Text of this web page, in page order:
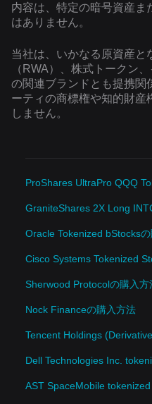
内容は、特定の暗号資産ま
はありません。
当社は、いかなる原資産と
（RWA）、株式トークン
の関連ブランドとも提携関
ーティの商標権や知的財産
しません。
ProShares UltraPro QQQ
Oracle Tokenized bStocks
Cisco Systems Tokenized
Sherwood Protocolの購入方
Nock Financeの購入方法
Tencent Holdings
Dell Technologies Inc.
AST SpaceMobile